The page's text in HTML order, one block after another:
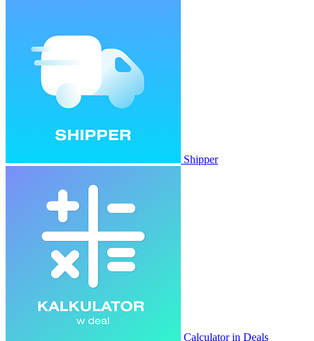
Shipper
Calculator in Deals